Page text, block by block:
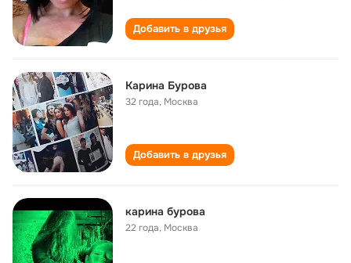
Добавить в друзья
Карина Бурова
32 года, Москва
Добавить в друзья
карина бурова
22 года, Москва